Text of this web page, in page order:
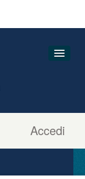
Accedi